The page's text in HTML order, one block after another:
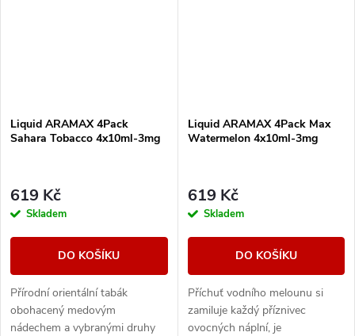
Liquid ARAMAX 4Pack
Sahara Tobacco 4x10ml-3mg
619 Kč
Skladem
DO KOŠÍKU
Přírodní orientální tabák
obohacený medovým
nádechem a vybranými druhy
Liquid ARAMAX 4Pack Max
Watermelon 4x10ml-3mg
619 Kč
Skladem
DO KOŠÍKU
Příchuť vodního melounu si
zamiluje každý příznivec
ovocných náplní, je